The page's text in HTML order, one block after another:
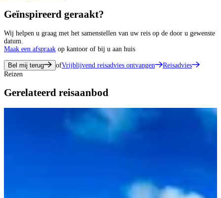
Geïnspireerd geraakt?
Wij helpen u graag met het samenstellen van uw reis op de door u gewenste
datum.
Maak een afspraak op kantoor of bij u aan huis
Bel mij terug ofVrijblijvend reisadvies ontvangen
Reisadvies
Reizen
Gerelateerd reisaanbod